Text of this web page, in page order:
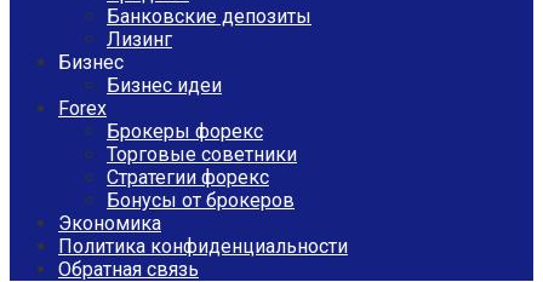
Банковские депозиты
Лизинг
Бизнес
Бизнес идеи
Forex
Брокеры форекс
Торговые советники
Стратегии форекс
Бонусы от брокеров
Экономика
Политика конфиденциальности
Обратная связь